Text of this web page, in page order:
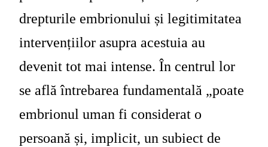
drepturile embrionului și legitimitatea
intervențiilor asupra acestuia au
devenit tot mai intense. În centrul lor
se află întrebarea fundamentală „poate
embrionul uman fi considerat o
persoană și, implicit, un subiect de